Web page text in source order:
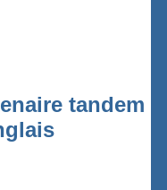
tandem